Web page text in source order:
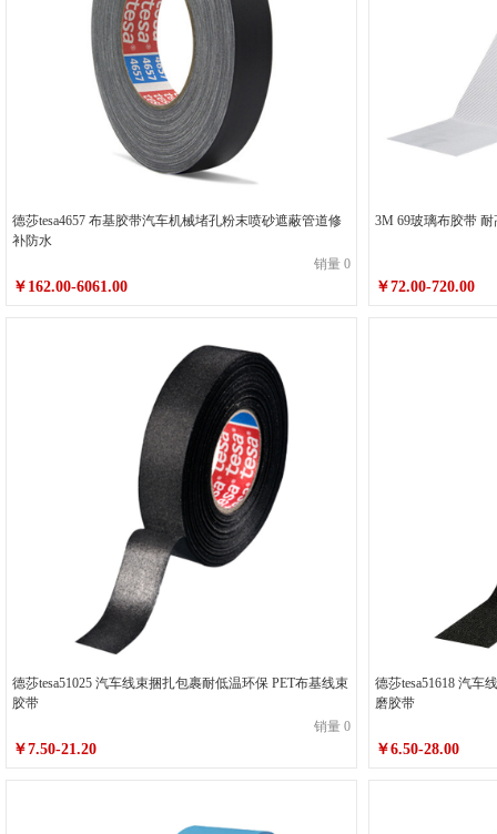
德莎tesa4657 布基胶带汽车机械堵孔粉末喷砂遮蔽管道修
补防水
销量 0
￥162.00-6061.00
3M 69玻璃布胶带
￥72.00-720.00
德莎tesa51025 汽车线束捆扎包裹耐低温环保 PET布基线束
胶带
销量 0
￥7.50-21.20
德莎tesa51618 汽车
磨胶带
￥6.50-28.00